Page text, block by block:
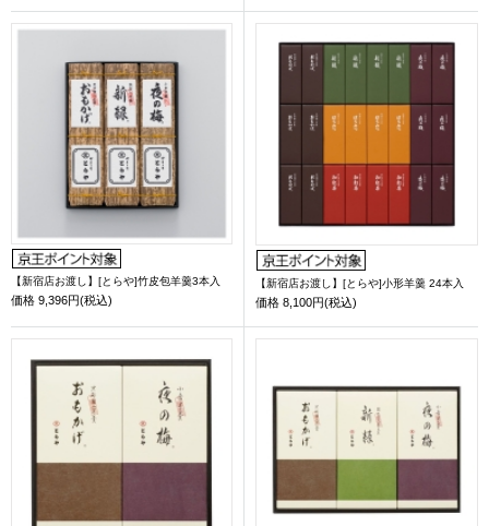
【新宿店お渡し】[とらや]竹皮包羊羹3本入
価格 9,396円(税込)
【新宿店お渡し】[とらや]小形羊羹 24本入
価格 8,100円(税込)